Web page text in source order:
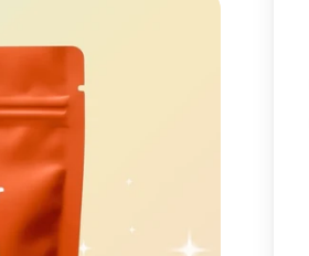
de Colagénio
da comunidade
€